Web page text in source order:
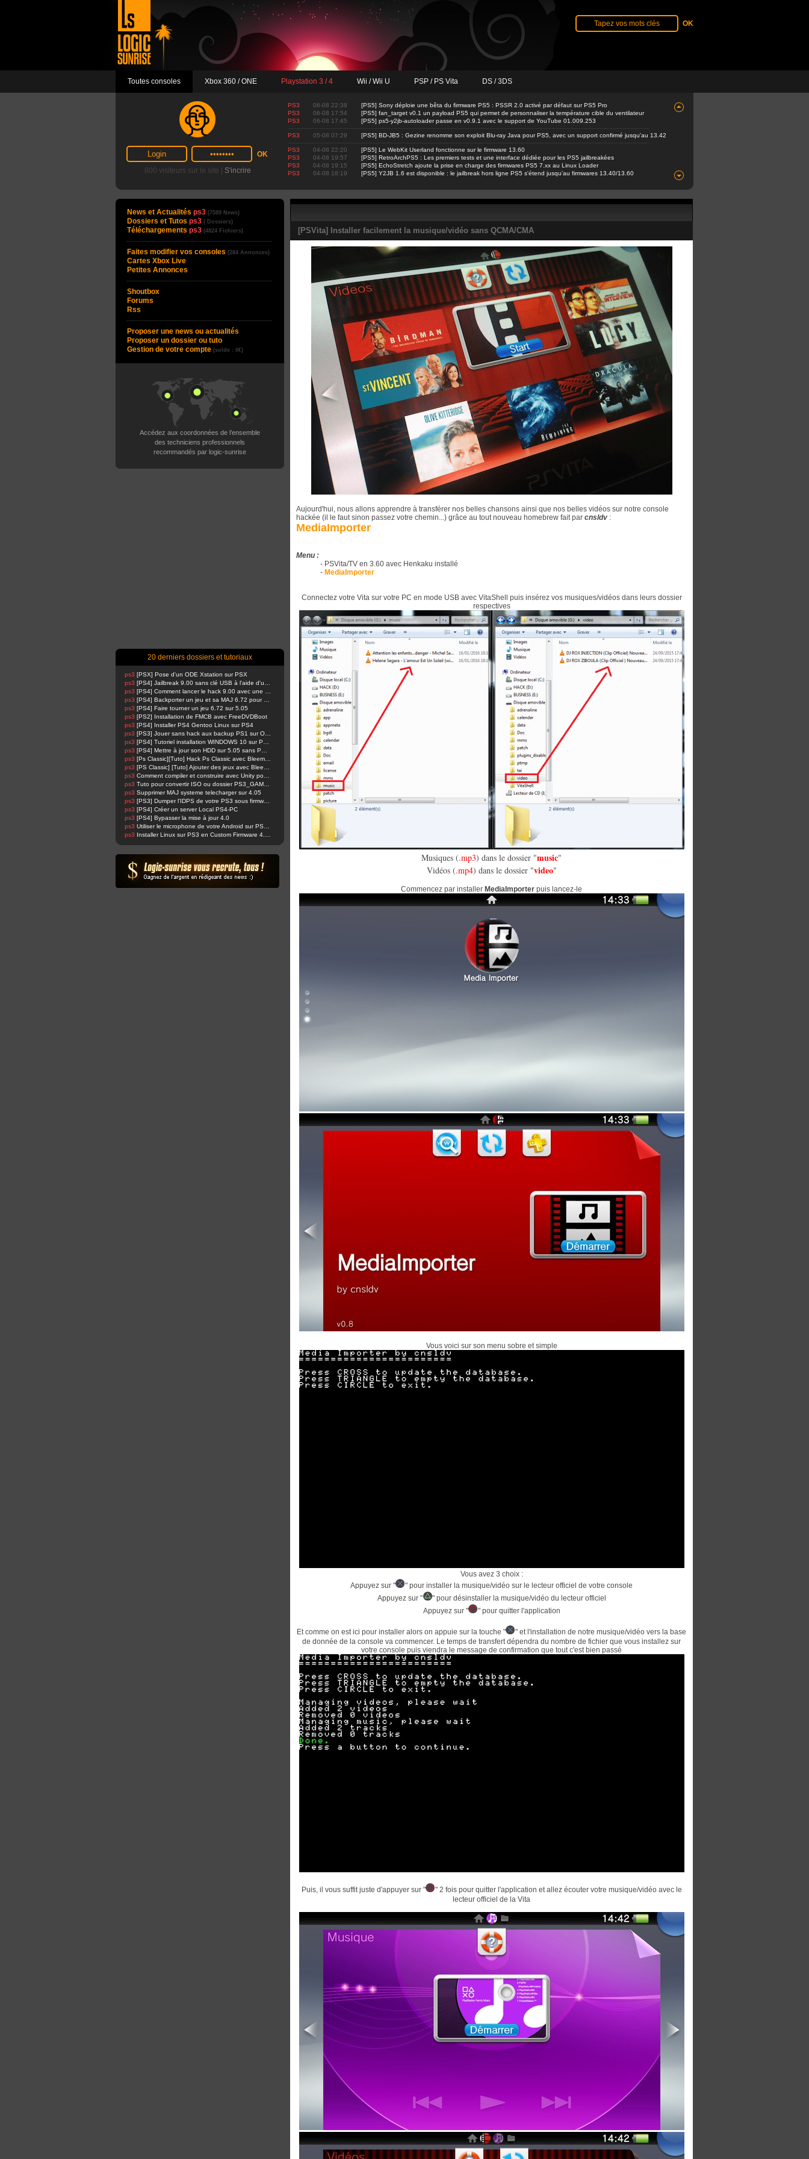
Toutes consoles Xbox 360 / ONE Playstation 3 / 4 Wii / Wii U PSP / PS Vita DS / 3DS
800 visiteurs sur le site | S'incrire
PS3 06-08 22:38
[PS5] Sony déploie une bêta du firmware PS5 : PSSR 2.0 activé par défaut sur PS5 Pro
PS3
06-08 17:54
[PS5] fan_target v0.1 un payload PS5 qui permet de personnaliser la température cible du ventilateur
PS3
06-08 17:45 [PS5] ps5-y2jb-autoloader passe en v0.9.1 avec le support de YouTube 01.009.253
PS3 05-08 07:29 [PS5] BD-JB5 : Gezine renomme son exploit Blu-ray Java pour PS5, avec un support confirmé jusqu'au 13.42
PS3 04-08 22:20
[PS5] Le WebKit Userland fonctionne sur le firmware 13.60
PS3
04-08 19:57
[PS5] RetroArchPS5 : Les premiers tests et une interface dédiée pour les PS5 jailbreakées
PS3
04-08 19:15
[PS5] EchoStretch ajoute la prise en charge des firmwares PS5 7.xx au Linux Loader
PS3
04-08 18:19 [PS5] Y2JB 1.6 est disponible : le jailbreak hors ligne PS5 s'étend jusqu'au firmwares 13.40/13.60
News et Actualités ps3 (7589 News)
Dossiers et Tutos ps3 ( Dossiers)
Téléchargements ps3 (4824 Fichiers)
Faites modifier vos consoles (284 Annonces)
Cartes Xbox Live
Petites Annonces
Shoutbox
Forums
Rss
Proposer une news ou actualités
Proposer un dossier ou tuto
Gestion de votre compte (solde : 0€)
Accédez aux coordonnées de l’ensemble
des techniciens professionnels
recommandés par logic-sunrise
20 derniers dossiers et tutoriaux
ps3 [PSX] Pose d'un ODE Xstation sur PSX
ps3
ps3
ps3
ps3 [PS4] Faire tourner un jeu 6.72 sur 5.05
ps3 [PS2] Installation de FMCB avec FreeDVDBoot
ps3 [PS4] Installer PS4 Gentoo Linux sur PS4
ps3
ps3
ps3
ps3
ps3
ps3
ps3
ps3 Supprimer MAJ systeme telecharger sur 4.05
ps3
ps3 [PS4] Créer un server Local PS4-PC
ps3 [PS4] Bypasser la mise à jour 4.0
ps3
ps3
[PSVita] Installer facilement la musique/vidéo sans QCMA/CMA
Aujourd'hui, nous allons apprendre à transférer nos belles chansons ainsi que nos belles vidéos sur notre console
hackée (il le faut sinon passez votre chemin...) grâce au tout nouveau homebrew fait par cnsldv :
MediaImporter
Menu :
- PSVita/TV en 3.60 avec Henkaku installé
- MediaImporter
Connectez votre Vita sur votre PC en mode USB avec VitaShell puis insérez vos musiques/vidéos dans leurs dossier
respectives
Musiques (.mp3) dans le dossier "music"
Vidéos (.mp4) dans le dossier "video"
Commencez par installer MediaImporter puis lancez-le
Vous voici sur son menu sobre et simple
Vous avez 3 choix :
Appuyez sur "
" pour installer la musique/vidéo sur le lecteur officiel de votre console
Appuyez sur "
" pour désinstaller la musique/vidéo du lecteur officiel
Appuyez sur "
" pour quitter l'application
Et comme on est ici pour installer alors on appuie sur la touche "
" et l'installation de notre musique/vidéo vers la base
de donnée de la console va commencer. Le temps de transfert dépendra du nombre de fichier que vous installez sur
votre console puis viendra le message de confirmation que tout c'est bien passé
Puis, il vous suffit juste d'appuyer sur "
" 2 fois pour quitter l'application et allez écouter votre musique/vidéo avec le
lecteur officiel de la Vita